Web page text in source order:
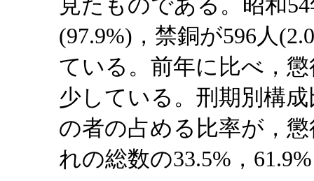
(97.9%)，禁銅が596人
ている。前年に比べ，
少している。刑期別構
の者の占める比率が，
れの総数の33.5%，